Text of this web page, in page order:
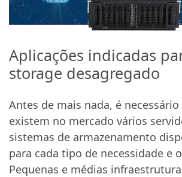
Aplicações indicadas
storage desagregado
Antes de mais nada, é
existem no mercado vários
sistemas de armazenamento
para cada tipo de necessidade e
Pequenas e médias